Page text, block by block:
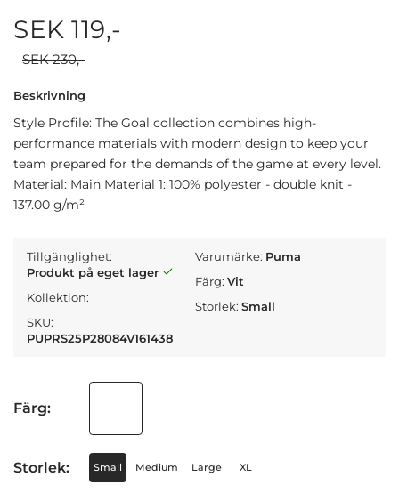
SEK 119,-
SEK 230,-
Beskrivning
Style Profile: The Goal collection combines high-
performance materials with modern design to keep your
team prepared for the demands of the game at every level.
Material: Main Material 1: 100% polyester - double knit -
137.00 g/m²
Tillgänglighet:
Produkt på eget lager
Kollektion:
SKU:
PUPRS25P28084V161438
Varumärke: Puma
Färg:Vit
Storlek:Small
Färg:
Storlek: Small Medium Large XL